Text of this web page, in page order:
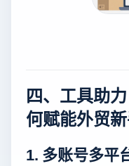
四、工具助
何赋能外贸
1. 多账号多平